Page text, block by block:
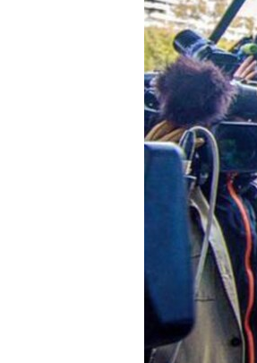
КРЫМ.НЕПОКОРЕННЫЙ
УКРАИНСКАЯ ПРОБЛЕМА КРЫМА